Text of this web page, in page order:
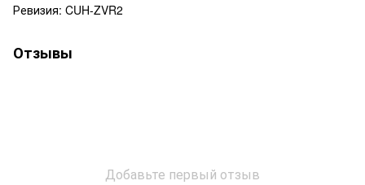
Ревизия: CUH-ZVR2
Отзывы
Добавьте первый отзыв